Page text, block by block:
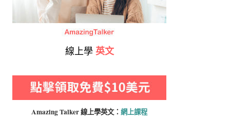
線上學 英文
Amazing Talker 線上學英文： 網上課程